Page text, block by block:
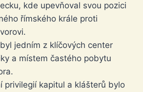
kde upevňoval svou pozici
římského krále proti
jedním z klíčových center
a místem častého pobytu
privilegií kapitul a klášterů bylo